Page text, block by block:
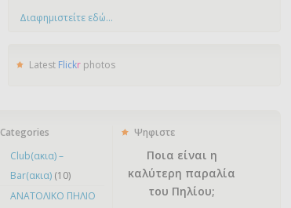
Διαφημιστείτε εδώ...
Latest Flickr photos
Categories
Club(ακια) –
Bar(ακια) (10)
ΑΝΑΤΟΛΙΚΟ ΠΗΛΙΟ
Ψηφιστε
Ποια είναι η
καλύτερη παραλία
του Πηλίου;